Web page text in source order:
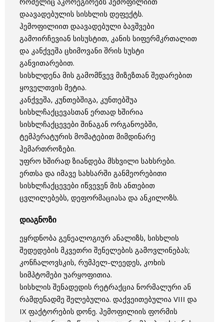
დაავადებულის სისხლის დეფექტს.
ჰემოფილიით დაავადებული ბავშვები
გამოირჩევიან სისუსტით, კანის სიფერმკრთალით
და კანქვეშა ცხიმოვანი შრის სუსტი
განვითარებით.
სისხლდენა მის გამომწვევ მიზეზთან შედარებით
ყოველთვის მეტია.
კანქვეშა, კუნთებშიგა, კუნთებშუა
სისხლჩაქცევასთან ერთად ხშირია
სისხლჩაქცევები შინაგან ორგანოებში,
ტემპერატურის მომატებით მიმდინარე
ჰემართროზები.
უფრო ხშირად ზიანდება მსხვილი სახსრები.
ერთსა და იმავე სახსარში განმეორებითი
სისხლჩაქცევები იწვევენ მის ანთებით
ცვლილებებს, დეფორმაციასა და ანკილოზს.
დიაგნოზი
ეყრდნობა გენეალოგიურ ანალიზს, სისხლის
შედედების მკვეთრი შენელების გამოვლინებას;
კონჩალოვსკის, რუმპელ-ლეედეს, კოხის
სიმპტომები უარყოფითია.
სისხლის შენადედის რეტრაქცია ნორმალური ან
რამდენადმე შელებულია. დაქვეითებულია VIII და
IX ფაქტორების დონე. ჰემოფილიის ფორმის